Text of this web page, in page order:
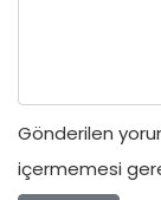
Gönderilen
içermemesi